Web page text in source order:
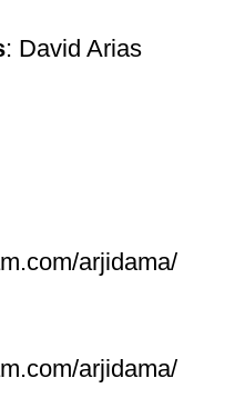
: David Arias
arjidama/
arjidama/